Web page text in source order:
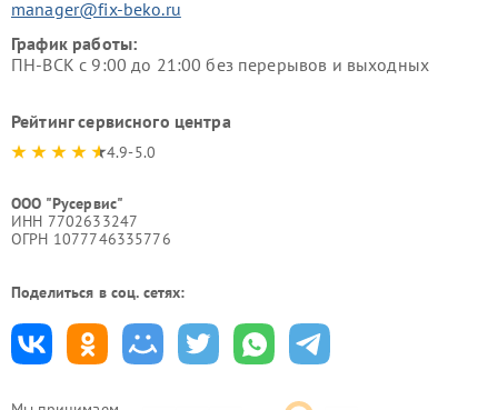
manager@fix-beko.ru
График работы:
ПН-ВСК с 9:00 до 21:00 без перерывов и выходных
Рейтинг сервисного центра
4.9-5.0
ООО "Русервис"
ИНН 7702633247
ОГРН 1077746335776
Поделиться в соц. сетях: